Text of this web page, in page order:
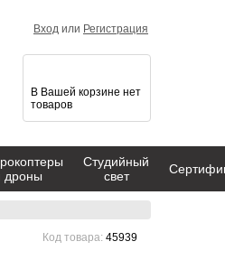
Код товара: 45939
Вход или Регистрация
В Вашей корзине нет
товаров
дроны
Студийный
свет